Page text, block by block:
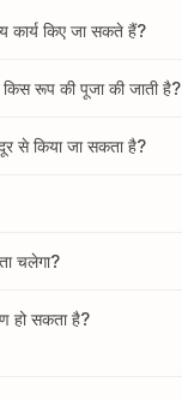
कार्य किए जा सकते हैं?
रूप की पूजा की जाती है?
से किया जा सकता है?
चलेगा?
हो सकता है?